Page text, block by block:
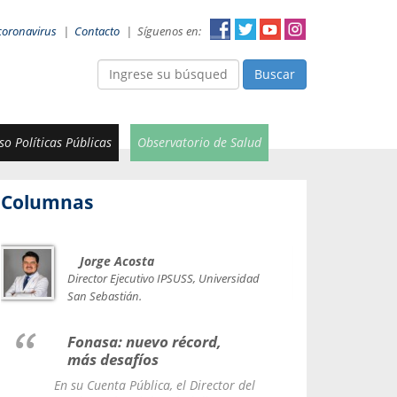
| Contacto | Síguenos en:
Buscar
Políticas Públicas Observatorio de Salud
Columnas
Jorge Acosta
Director Ejecutivo IPSUSS, Universidad
San Sebastián.
Fonasa: nuevo récord,
más desafíos
En su Cuenta Pública, el Director del